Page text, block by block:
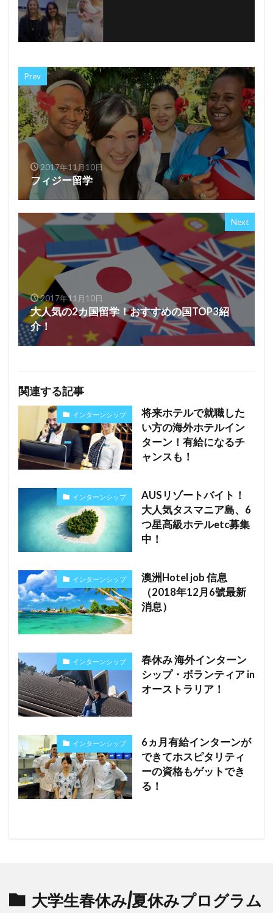
Prev
2017年11月10日
フィジー留学
Next
2017年11月10日
大人気の2カ国留学！おすすめの国TOP3紹
介！
関連する記事
インターンシップ
将来ホテルで就職した
い方の海外ホテルイン
ターン！有給になるチ
ャンスも！
インターンシップ
AUSリゾートバイト！
大人気タスマニア島、6
つ星高級ホテルetc募集
中！
インターンシップ
澳洲Hotel job 信息
（2018年12月6號最新
消息）
インターンシップ
春休み 海外インターン
シップ・ボランティア in
オーストラリア！
インターンシップ
6ヵ月有給インターンが
できてホスピタリティ
ーの資格もゲットでき
る！
大学生春休み/夏休みプログラム